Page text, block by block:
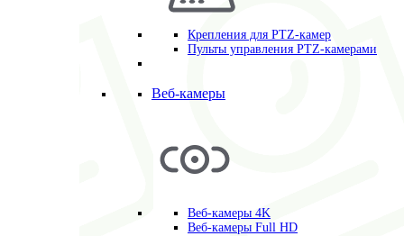
Крепления для PTZ-камер
Пульты управления PTZ-камерами
Веб-камеры
Веб-камеры 4K
Веб-камеры Full HD